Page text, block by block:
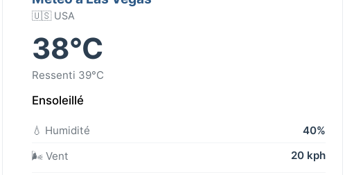
🇺🇸 USA
38°C
Ressenti 39°C
Ensoleillé
💧 Humidité
40%
🌬️ Vent
20 kph